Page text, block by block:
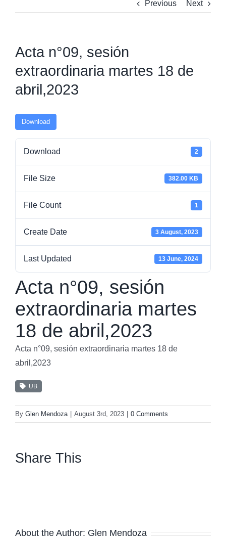
Previous Next
Acta n°09, sesión
extraordinaria martes 18 de
abril,2023
Download
Download 2
File Size 382.00 KB
File Count 1
Create Date 3 August, 2023
Last Updated 13 June, 2024
Acta n°09, sesión
extraordinaria martes
18 de abril,2023
Acta n°09, sesión extraordinaria martes 18 de
abril,2023
UB
By Glen Mendoza August 3rd, 2023 0 Comments
Share This
About the Author: Glen Mendoza